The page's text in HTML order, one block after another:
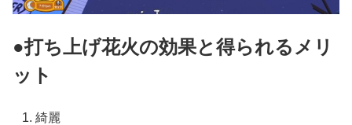
●打ち上げ花火の効果と得られるメリ
ット
綺麗